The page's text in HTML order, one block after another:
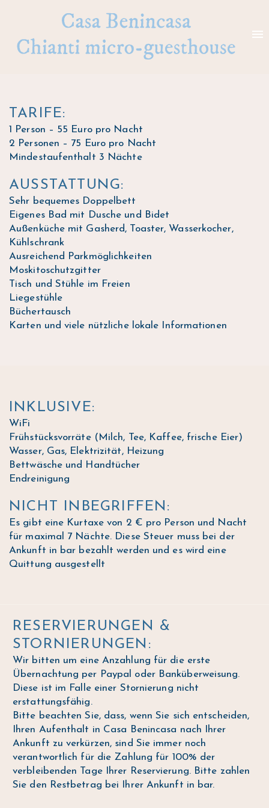
Tarife und Ausstattung
TARIFE:
1 Person – 55 Euro pro Nacht
2 Personen – 75 Euro pro Nacht
Mindestaufenthalt 3 Nächte
AUSSTATTUNG:
Sehr bequemes Doppelbett
Eigenes Bad mit Dusche und Bidet
Außenküche mit Gasherd, Toaster, Wasserkocher,
Kühlschrank
Ausreichend Parkmöglichkeiten
Moskitoschutzgitter
Tisch und Stühle im Freien
Liegestühle
Büchertausch
Karten und viele nützliche lokale Informationen
INKLUSIVE:
WiFi
Frühstücksvorräte (Milch, Tee, Kaffee, frische Eier)
Wasser, Gas, Elektrizität, Heizung
Bettwäsche und Handtücher
Endreinigung
NICHT INBEGRIFFEN:
Es gibt eine Kurtaxe von 2 € pro Person und Nacht
für maximal 7 Nächte. Diese Steuer muss bei der
Ankunft in bar bezahlt werden und es wird eine
Quittung ausgestellt
RESERVIERUNGEN &
STORNIERUNGEN:
Wir bitten um eine Anzahlung für die erste
Übernachtung per Paypal oder Banküberweisung.
Diese ist im Falle einer Stornierung nicht
erstattungsfähig.
Bitte beachten Sie, dass, wenn Sie sich entscheiden,
Ihren Aufenthalt in Casa Benincasa nach Ihrer
Ankunft zu verkürzen, sind Sie immer noch
verantwortlich für die Zahlung für 100% der
verbleibenden Tage Ihrer Reservierung. Bitte zahlen
Sie den Restbetrag bei Ihrer Ankunft in bar.